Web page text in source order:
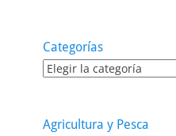
Categorías
Categorías
Agricultura y Pesca